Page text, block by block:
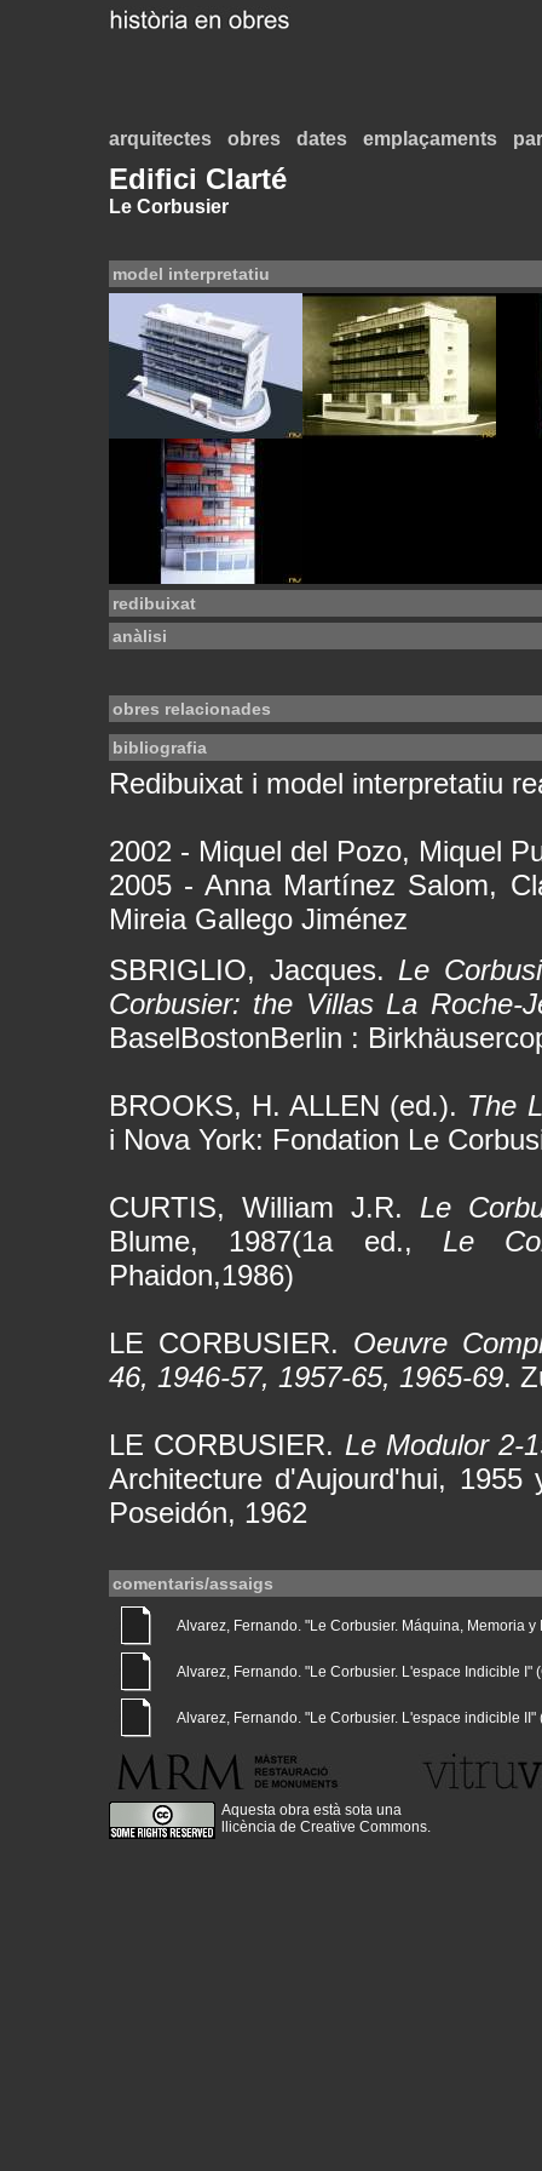
arquitectes obres dates emplaçaments
Edifici Clarté
Le Corbusier
model interpretatiu
redibuixat
anàlisi
obres relacionades
bibliografia
Redibuixat i model interpretatiu
2002 - Miquel del Pozo, Miquel
2005 - Anna Martínez Salom,
Mireia Gallego Jiménez
SBRIGLIO, Jacques. Le
Corbusier: the Villas La Roche-
BaselBostonBerlin :
BROOKS, H. ALLEN (ed.). The
i Nova York: Fondation Le
CURTIS, William J.R. Le
Blume, 1987(1a ed., Le
Phaidon,1986)
LE CORBUSIER. Oeuvre
46, 1946-57, 1957-65, 1965-69.
LE CORBUSIER. Le Modulor 2-
Architecture d'Aujourd'hui,
Poseidón, 1962
comentaris/assaigs
Alvarez, Fernando. "Le Corbusier. Máquina, Memoria
Alvarez, Fernando. "Le Corbusier. L'espace Indicible
Alvarez, Fernando. "Le Corbusier. L'espace indicible
Aquesta obra està sota una
llicència de Creative Commons.